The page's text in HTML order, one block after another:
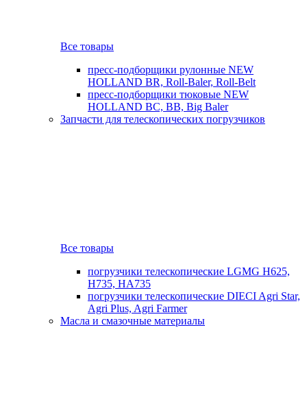
Все товары
пресс-подборщики рулонные NEW
HOLLAND BR, Roll-Baler, Roll-Belt
пресс-подборщики тюковые NEW
HOLLAND BC, BB, Big Baler
Запчасти для телескопических погрузчиков
Все товары
погрузчики телескопические LGMG H625,
H735, HA735
погрузчики телескопические DIECI Agri Star,
Agri Plus, Agri Farmer
Масла и смазочные материалы